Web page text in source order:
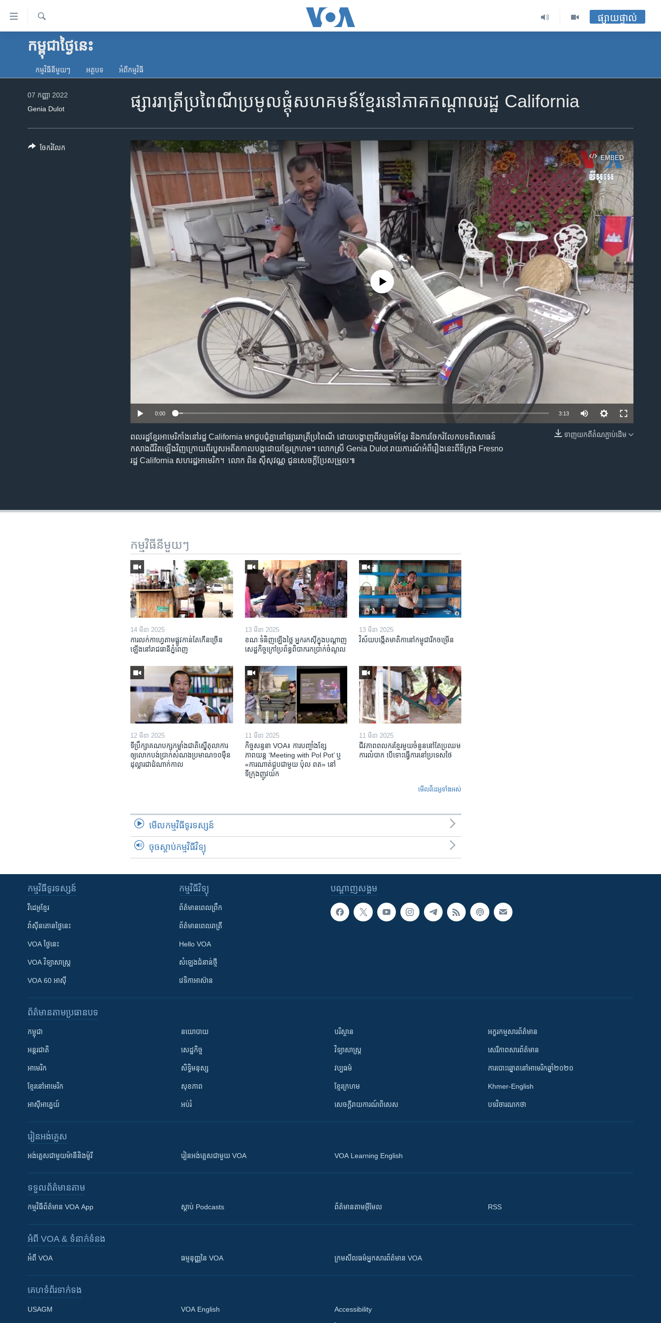
ទៅ​
គេហទំព័រ​
ទាក់ទង
និង​អាមេរិក
ព្រឹត្តិការណ៍ព័ត៌មាន
រក
ផ្សាយផ្ទាល់
កម្ពុជាថ្ងៃនេះ
កម្មវិធី​នីមួយៗ អត្ថបទ​ អំពី​កម្មវិធី​
ផ្សារ​រាត្រី​ប្រពៃណី​ប្រមូល​ផ្តុំ​សហគមន៍​ខ្មែរ​នៅ​ភាគ​កណ្តាល​រដ្ឋ​ California
07 កញ្ញា 2022
Genia Dulot
EMBED
EMBED
No media source currently available
0:00 3:13
ទាញ​យក​ពី​តំណភ្ជាប់​ដើម
ពលរដ្ឋ​ខ្មែរ​អាមេរិកាំង​នៅ​រដ្ឋ​ California​ មក​ជួប​ជុំ​គ្នា​នៅ​ផ្សារ​រាត្រី​ប្រពៃណី ​ដោយ​បង្ហាញ​ពី​វប្បធម៌​ខ្មែរ​ និង​ការ​ចែក​រំលែក​បទពិសោធន៍​
កសាង​ជីវិត​ឡើង​វិញ​ក្រោយពី​របួស​អតីត​កាល​បង្ក​ដោយ​ខ្មែរក្រហម។ ​លោកស្រី​ Genia Dulot ​រាយ​ការណ៍​អំពី​រឿង​នេះ​ពី​ទីក្រុង ​Fresno​
រដ្ឋ​ California សហរដ្ឋ​អាមេរិក។​ លោក​ ពិន ស៊ីសុវណ្ណ ជូន​សេចក្ដី​ប្រែសម្រួល៕
ចែករំលែក
កម្មវិធី​នីមួយៗ
14 មីនា 2025
ការលក់​កាហ្វេ​តាម​ផ្លូវ​កាន់តែ​កើន​ច្រើន​
ឡើង​នៅ​រាជធានី​ភ្នំពេញ
13 មីនា 2025
ខណៈទំនិញឡើងថ្លៃ អ្នករកស៊ីក្នុង​បណ្តាញ​
សេដ្ឋកិច្ចក្រៅ​ប្រព័ន្ធពិបាក​រក​ប្រាក់​ចំណូល
13 មីនា 2025
វិស័យ​បង្កើត​មាតិកា​នៅ​កម្ពុជា​រីក​ចម្រើន
12 មីនា 2025
ទីប្រឹក្សា​គណបក្ស​កម្លាំង​ជាតិ​ស្នើ​តុលាការ​
ឲ្យ​លោក​បង់ប្រាក់​សំណង​ប្រមាណ​១០​ម៉ឺន​
ដុល្លារ​ជា​ដំណាក់កាល
11 មីនា 2025
កិច្ចសន្ទនា VOA៖ ការ​បញ្ចាំង​ខ្សែ
ភាពយន្ត ‘Meeting with Pol Pot’ ឬ
«ការណាត់ជួប​ជាមួយ​ ប៉ុល ពត» នៅ
ទីក្រុងញូវយ៉ក​
11 មីនា 2025
ជីវភាពពលករខ្មែរមួយចំនួននៅតែប្រឈម
ការលំបាក បើទោះធ្វើការនៅប្រទេសថៃ
មើល​វីដេអូ​ទាំង​អស់
មើល​កម្មវិធី​ទូរទស្សន៍
ចុចស្តាប់កម្មវិធីវិទ្យុ
បណ្តាញ​សង្គម
កម្មវិធី​ទូរទស្សន៍
វីដេអូ​ខ្មែរ
វ៉ាស៊ីនតោន​ថ្ងៃ​នេះ
VOA ថ្ងៃនេះ
VOA ​វិទ្យាសាស្ត្រ
VOA 60 អាស៊ី
កម្មវិធី​វិទ្យុ
ព័ត៌មាន​ពេល​ព្រឹក
ព័ត៌មាន​​ពេល​រាត្រី
Hello VOA
សំឡេង​ជំនាន់​ថ្មី
វេទិកា​អាស៊ាន
ព័ត៌មាន​តាមប្រធានបទ​
កម្ពុជា
អន្តរជាតិ
អាមេរិក
ខ្មែរ​នៅអាមេរិក
អាស៊ីអាគ្នេយ៍
នយោបាយ
សេដ្ឋកិច្ច
សិទ្ធិមនុស្ស
សុខភាព
អប់រំ
បរិស្ថាន
វិទ្យាសាស្រ្ត
វប្បធម៌
ខ្មែរក្រហម
សេចក្តីរាយការណ៍ពិសេស
អក្ខរកម្មសារព័ត៌មាន
សេរីភាពសារព័ត៌មាន
ការបោះឆ្នោតនៅអាមេរិកឆ្នាំ២០២០
Khmer-English
បទវិចារណកថា
រៀន​​អង់គ្លេស
អង់គ្លេស​ជាមួយ​ម៉ានី​និង​ម៉ូរី រៀន​​​​​​អង់គ្លេស​​ជាមួយ VOA VOA Learning English
ទទួល​ព័ត៌មាន​តាម
កម្មវិធី​ព័ត៌មាន VOA App ស្តាប់ Podcasts ព័ត៌មាន​តាម​អ៊ីមែល RSS
អំពី​ VOA & ទំនាក់ទំនង
អំពី​ VOA ធម្មនុញ្ញ​នៃ VOA ក្រម​​​សីលធម៌​​​អ្នក​​​សារព័ត៌មាន VOA
គេហទំព័រ​​ទាក់ទង
USAGM VOA English Accessibility